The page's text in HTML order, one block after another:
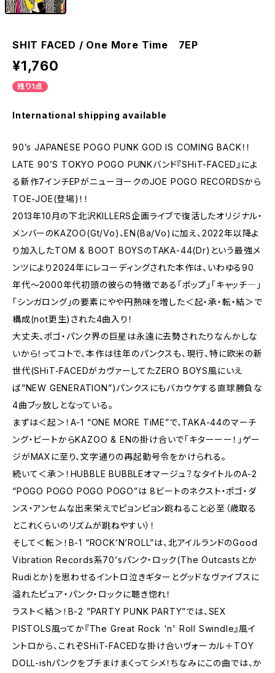
SHIT FACED / One More Time 7EP
¥1,760
残り1点
International shipping available
90’s JAPANESE POGO PUNK GOD IS COMING BACK！！
LATE 90’S TOKYO POGO PUNKバンド『SHiT-FACED』によ
る新作7インチEPがニューヨークのJOE POGO RECORDSから
TOE-JOE(登場)！！
2013年10月の下北沢KILLERS企画ライブで復活したオリジナル・
メンバーのKAZOO(Gt/Vo)、EN(Ba/Vo)に加え、2022年以降よ
り加入したTOM & BOOT BOYSのTAKA-44(Dr)という最強メ
ンツにより2024年にレコーディングされた本作は、いわゆる90
年代～2000年代初頭の彼らの特徴である「ポップ」「キャッチ―」
「シンガロング」の要素にやや円熟味を増した＜起・承・転・結＞で
構成(not更生)された4曲入り！
大丈夫、ポゴ・パンク界の巨星は永遠に去勢されたりなんかしな
いから！ってコトで、本作は往年のパンクスも、現行、特に欧米の新
世代(SHiT-FACEDがカヴァーしてたZERO BOYS風にいえ
ば”NEW GENERATION”)パンクスにもバカウケする直球勝負な
4曲ブッ放しとなっている。
まずは＜起＞！A-1 “ONE MORE TiME”で、TAKA-44のマーチ
ング・ビートからKAZOO & ENの掛け合いで「キターーー！」ゲー
ジがMAXに至り、文字通りの再起動号令をかけられる。
続いて＜承＞！HUBBLE BUBBLEオマージュ？なタイトルのA-2
“POGO POGO POGO POGO”は 8ビートのネクスト・ポゴ・ダ
ンス・アンセムな出来栄えでピョンピョン跳ねること必至（歳取る
とこれくらいのリズムが跳ねやすい）！
そして＜転＞！B-1 “ROCK’N’ROLL”は、北アイルランドのGood
Vibration Records系70’sパンク・ロック(The Outcastsとか
Rudiとか)を思わせるイントロ泣きギターとグッドなヴァイブスに
溢れたピュア・パンク・ロックに聴き惚れ！
ラスト＜結＞！B-2 ”PARTY PUNK PARTY”では、SEX
PISTOLS風ってか『The Great Rock 'n' Roll Swindle』風イ
ントロから、これぞSHiT-FACEDな掛け合いヴォーカル＋TOY
DOLL-ishパンクをブチまけまくってシメ！ちなみにこの曲では、か